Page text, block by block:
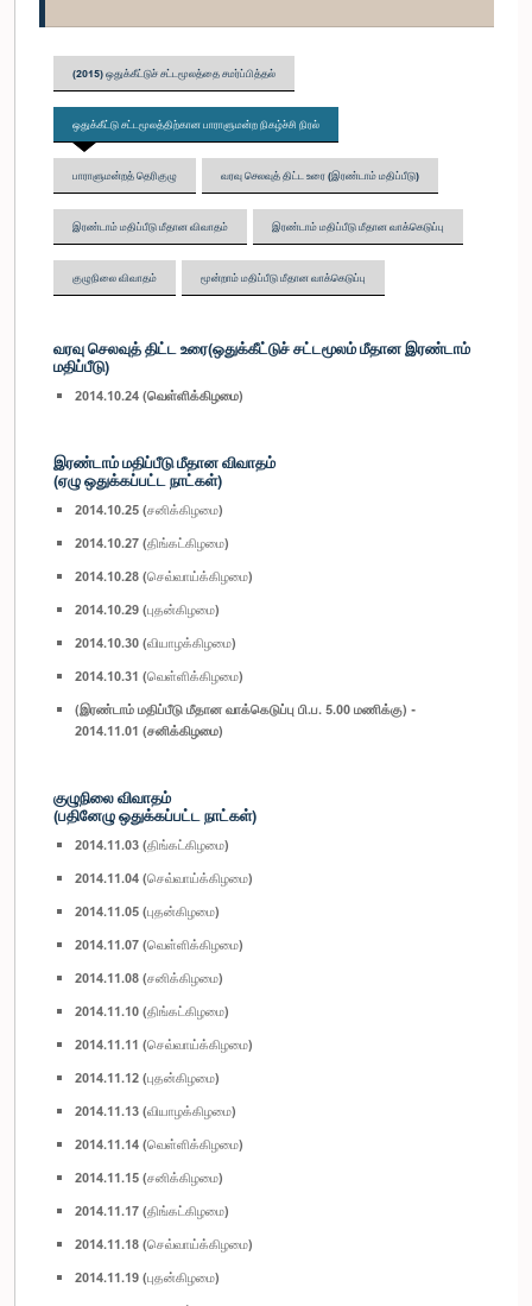
(2015) ஒதுக்கீட்டுச் சட்டமூலத்தை சமர்ப்பித்தல்
ஒதுக்கீட்டு சட்டமூலத்திற்கான பாராளுமன்ற நிகழ்ச்சி நிரல்
பாராளுமன்றத் தெரிகுழு வரவு செலவுத் திட்ட உரை (இரண்டாம் மதிப்பீடு)
இரண்டாம் மதிப்பீடு மீதான விவாதம் இரண்டாம் மதிப்பீடு மீதான வாக்கெடுப்பு
குழுநிலை விவாதம் மூன்றாம் மதிப்பீடு மீதான வாக்கெடுப்பு
வரவு செலவுத் திட்ட உரை(ஒதுக்கீட்டுச் சட்டமூலம் மீதான இரண்டாம்
மதிப்பீடு)
2014.10.24 (வெள்ளிக்கிழமை)
இரண்டாம் மதிப்பீடு மீதான விவாதம்
(ஏழு ஒதுக்கப்பட்ட நாட்கள்)
2014.10.25 (சனிக்கிழமை)
2014.10.27 (திங்கட்கிழமை)
2014.10.28 (செவ்வாய்க்கிழமை)
2014.10.29 (புதன்கிழமை)
2014.10.30 (வியாழக்கிழமை)
2014.10.31 (வெள்ளிக்கிழமை)
(இரண்டாம் மதிப்பீடு மீதான வாக்கெடுப்பு பி.ப. 5.00 மணிக்கு) -
2014.11.01 (சனிக்கிழமை)
குழுநிலை விவாதம்
(பதினேழு ஒதுக்கப்பட்ட நாட்கள்)
2014.11.03 (திங்கட்கிழமை)
2014.11.04 (செவ்வாய்க்கிழமை)
2014.11.05 (புதன்கிழமை)
2014.11.07 (வெள்ளிக்கிழமை)
2014.11.08 (சனிக்கிழமை)
2014.11.10 (திங்கட்கிழமை)
2014.11.11 (செவ்வாய்க்கிழமை)
2014.11.12 (புதன்கிழமை)
2014.11.13 (வியாழக்கிழமை)
2014.11.14 (வெள்ளிக்கிழமை)
2014.11.15 (சனிக்கிழமை)
2014.11.17 (திங்கட்கிழமை)
2014.11.18 (செவ்வாய்க்கிழமை)
2014.11.19 (புதன்கிழமை)